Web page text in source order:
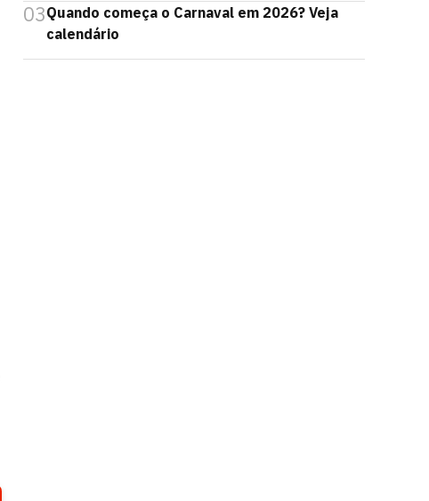
03Quando começa o Carnaval em 2026? Veja
calendário